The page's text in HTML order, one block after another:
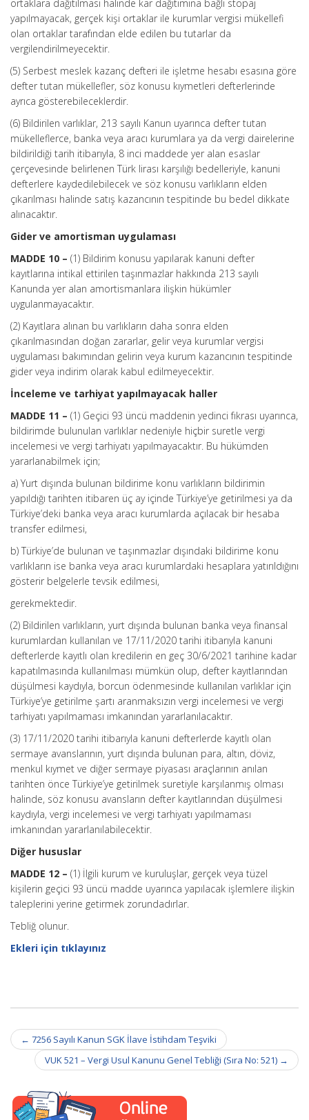
ortaklara dağıtılması halinde kar dağıtımına bağlı stopaj
yapılmayacak, gerçek kişi ortaklar ile kurumlar vergisi mükellefi
olan ortaklar tarafından elde edilen bu tutarlar da
vergilendirilmeyecektir.
(5) Serbest meslek kazanç defteri ile işletme hesabı esasına göre
defter tutan mükellefler, söz konusu kıymetleri defterlerinde
ayrıca gösterebileceklerdir.
(6) Bildirilen varlıklar, 213 sayılı Kanun uyarınca defter tutan
mükelleflerce, banka veya aracı kurumlara ya da vergi dairelerine
bildirildiği tarih itibarıyla, 8 inci maddede yer alan esaslar
çerçevesinde belirlenen Türk lirası karşılığı bedelleriyle, kanuni
defterlere kaydedilebilecek ve söz konusu varlıkların elden
çıkarılması halinde satış kazancının tespitinde bu bedel dikkate
alınacaktır.
Gider ve amortisman uygulaması
MADDE 10 – (1) Bildirim konusu yapılarak kanuni defter
kayıtlarına intikal ettirilen taşınmazlar hakkında 213 sayılı
Kanunda yer alan amortismanlara ilişkin hükümler
uygulanmayacaktır.
(2) Kayıtlara alınan bu varlıkların daha sonra elden
çıkarılmasından doğan zararlar, gelir veya kurumlar vergisi
uygulaması bakımından gelirin veya kurum kazancının tespitinde
gider veya indirim olarak kabul edilmeyecektir.
İnceleme ve tarhiyat yapılmayacak haller
MADDE 11 – (1) Geçici 93 üncü maddenin yedinci fıkrası uyarınca,
bildirimde bulunulan varlıklar nedeniyle hiçbir suretle vergi
incelemesi ve vergi tarhiyatı yapılmayacaktır. Bu hükümden
yararlanabilmek için;
a) Yurt dışında bulunan bildirime konu varlıkların bildirimin
yapıldığı tarihten itibaren üç ay içinde Türkiye’ye getirilmesi ya da
Türkiye’deki banka veya aracı kurumlarda açılacak bir hesaba
transfer edilmesi,
b) Türkiye’de bulunan ve taşınmazlar dışındaki bildirime konu
varlıkların ise banka veya aracı kurumlardaki hesaplara yatırıldığını
gösterir belgelerle tevsik edilmesi,
gerekmektedir.
(2) Bildirilen varlıkların, yurt dışında bulunan banka veya finansal
kurumlardan kullanılan ve 17/11/2020 tarihi itibarıyla kanuni
defterlerde kayıtlı olan kredilerin en geç 30/6/2021 tarihine kadar
kapatılmasında kullanılması mümkün olup, defter kayıtlarından
düşülmesi kaydıyla, borcun ödenmesinde kullanılan varlıklar için
Türkiye’ye getirilme şartı aranmaksızın vergi incelemesi ve vergi
tarhiyatı yapılmaması imkanından yararlanılacaktır.
(3) 17/11/2020 tarihi itibarıyla kanuni defterlerde kayıtlı olan
sermaye avanslarının, yurt dışında bulunan para, altın, döviz,
menkul kıymet ve diğer sermaye piyasası araçlarının anılan
tarihten önce Türkiye’ye getirilmek suretiyle karşılanmış olması
halinde, söz konusu avansların defter kayıtlarından düşülmesi
kaydıyla, vergi incelemesi ve vergi tarhiyatı yapılmaması
imkanından yararlanılabilecektir.
Diğer hususlar
MADDE 12 – (1) İlgili kurum ve kuruluşlar, gerçek veya tüzel
kişilerin geçici 93 üncü madde uyarınca yapılacak işlemlere ilişkin
taleplerini yerine getirmek zorundadırlar.
Tebliğ olunur.
Ekleri için tıklayınız
Post
navigation
← 7256 Sayılı Kanun SGK İlave İstihdam Teşviki
VUK 521 – Vergi Usul Kanunu Genel Tebliği (Sıra No: 521) →